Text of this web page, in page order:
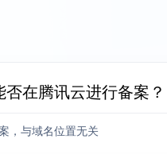
在腾讯云进行备案？
，与域名位置无关